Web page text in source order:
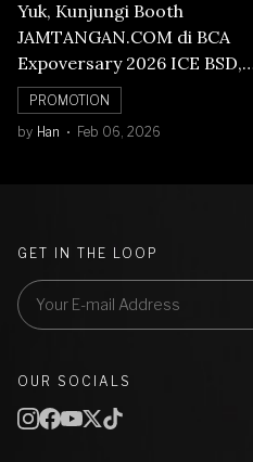
Yuk, Kunjungi Booth
JAMTANGAN.COM di BCA
Expoversary 2026 ICE BSD,
Banyak Diskon Jam Tangan,
Cuma Sampai 8 Februari!
PROMOTION
by Han Feb 06, 2026
GET IN THE LOOP
OUR SOCIALS